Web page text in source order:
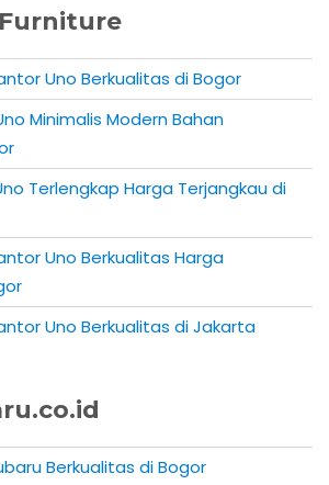
Uno Berkualitas di Bogor
Minimalis Modern Bahan
Terlengkap Harga Terjangkau di
Uno Berkualitas Harga
Uno Berkualitas di Jakarta
Berkualitas di Bogor